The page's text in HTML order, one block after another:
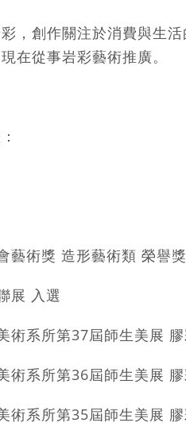
，創作關注於消費與生
在從事岩彩藝術推廣。
藝術獎 造形藝術類 榮譽獎
展 入選
術系所第37屆師生美展
術系所第36屆師生美展
術系所第35屆師生美展